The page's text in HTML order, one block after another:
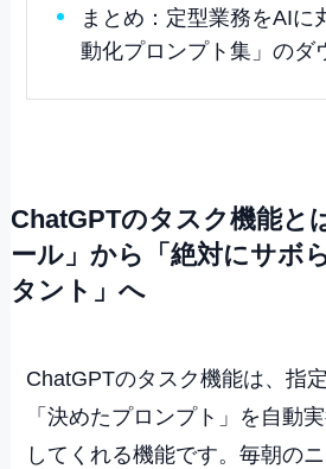
まとめ：定型業務をAIに
動化プロンプト集」のダ
ChatGPTのタスク機能と
ール」から「絶対にサボ
タント」へ
ChatGPTのタスク機能は、指
「決めたプロンプト」を自動
してくれる機能です。毎朝の